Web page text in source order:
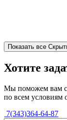
Показать все
Хотите
Мы поможем вам
по всем условиям
7(343)364-64-87